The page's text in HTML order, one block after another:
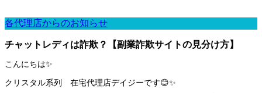
各代理店からのお知らせ
チャットレディは詐欺？【副業詐欺サイトの見分け方】
こんにちは✨
クリスタル系列 在宅代理店デイジーです😊✨